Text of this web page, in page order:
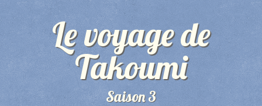
Le voyage de
Takoumi
Saison 3